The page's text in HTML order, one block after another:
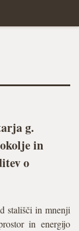
g.
in
o
stališči in mnenji
in energijo